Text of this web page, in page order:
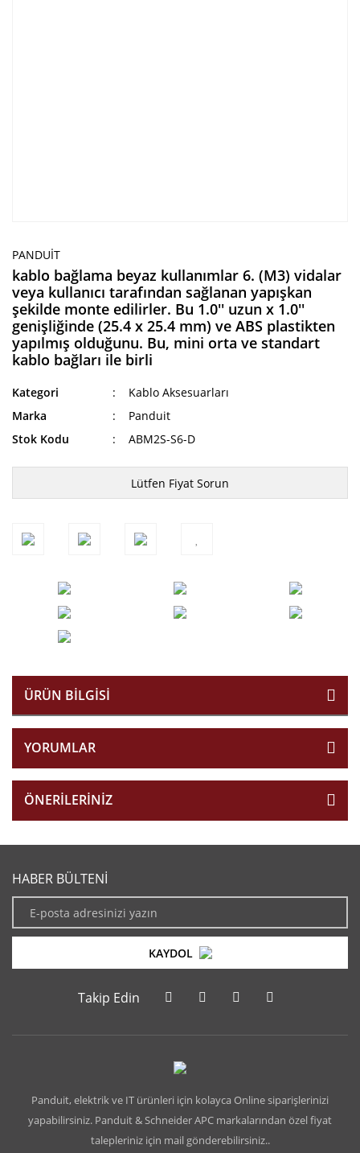
PANDUIT
kablo bağlama beyaz kullanımlar 6. (M3) vidalar
veya kullanıcı tarafından sağlanan yapışkan
şekilde monte edilirler. Bu 1.0'' uzun x 1.0''
genişliğinde (25.4 x 25.4 mm) ve ABS plastikten
yapılmış olduğunu. Bu, mini orta ve standart
kablo bağları ile birli
Kategori
Kablo Aksesuarları
Marka
Panduit
Stok Kodu
ABM2S-S6-D
Lütfen Fiyat Sorun
ÜRÜN BILGISI
YORUMLAR
ÖNERILERINIZ
HABER BÜLTENİ
KAYDOL
Takip Edin
Panduit, elektrik ve IT ürünleri için kolayca Online siparişlerinizi
yapabilirsiniz. Panduit & Schneider APC markalarından özel fiyat
talepleriniz için mail gönderebilirsiniz..